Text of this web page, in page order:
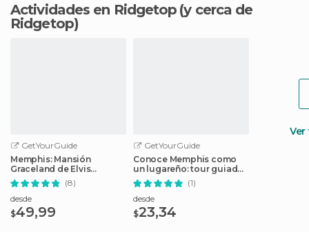
Actividades en Ridgetop (y cerca de
Ridgetop)
GetYourGuide
Memphis: Mansión
Graceland de Elvis
Experience Tour
(8)
desde
$49,99
GetYourGuide
Conoce Memphis como
un lugareño: tour guiado
a pie
(1)
desde
$23,34